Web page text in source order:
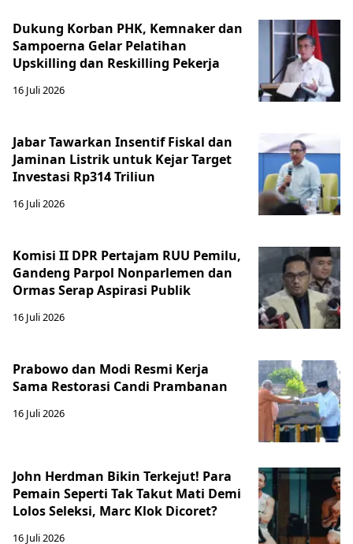
Dukung Korban PHK, Kemnaker dan
Sampoerna Gelar Pelatihan
Upskilling dan Reskilling Pekerja
16 Juli 2026
Jabar Tawarkan Insentif Fiskal dan
Jaminan Listrik untuk Kejar Target
Investasi Rp314 Triliun
16 Juli 2026
Komisi II DPR Pertajam RUU Pemilu,
Gandeng Parpol Nonparlemen dan
Ormas Serap Aspirasi Publik
16 Juli 2026
Prabowo dan Modi Resmi Kerja
Sama Restorasi Candi Prambanan
16 Juli 2026
John Herdman Bikin Terkejut! Para
Pemain Seperti Tak Takut Mati Demi
Lolos Seleksi, Marc Klok Dicoret?
16 Juli 2026